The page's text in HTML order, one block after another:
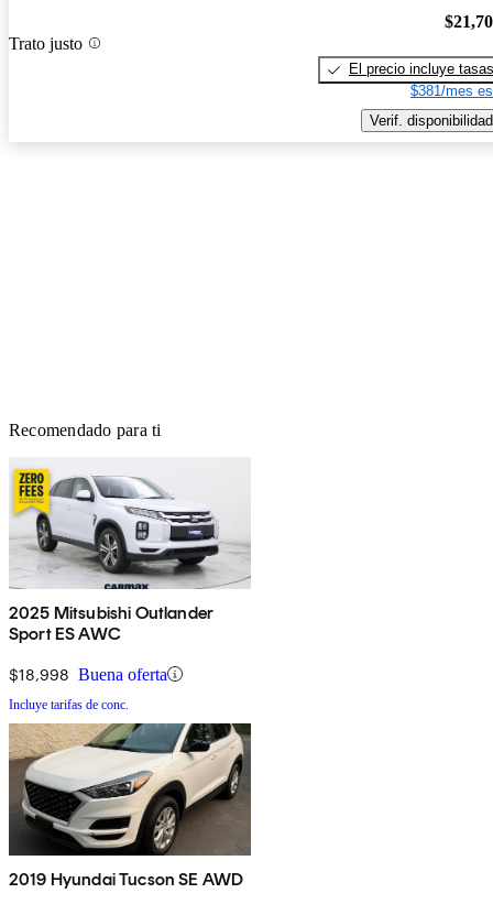
Trato justo
El precio incluye tasas
$381/mes
Verif. disponibilidad
Recomendado para ti
2025 Mitsubishi Outlander
Sport ES AWC
$18,998 Buena oferta
Incluye tarifas de conc.
2019 Hyundai Tucson SE AWD